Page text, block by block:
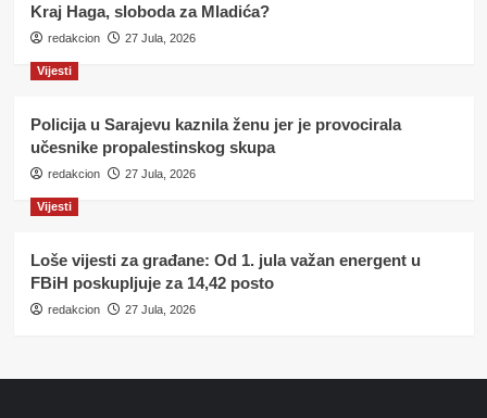
Kraj Haga, sloboda za Mladića?
redakcion 27 Jula, 2026
Vijesti
Policija u Sarajevu kaznila ženu jer je provocirala
učesnike propalestinskog skupa
redakcion 27 Jula, 2026
Vijesti
Loše vijesti za građane: Od 1. jula važan energent u
FBiH poskupljuje za 14,42 posto
redakcion 27 Jula, 2026